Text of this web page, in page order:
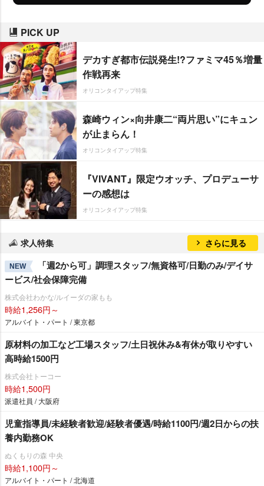
PICK UP
デカすぎ都市伝説発生!?ファミマ45％増量
作戦再来
オリコンタイアップ特集
森崎ウィン×向井康二“両片思い”にキュン
が止まらん！
オリコンタイアップ特集
『VIVANT』限定ウオッチ、プロデューサ
ーの感想は
オリコンタイアップ特集
求人特集 さらに見る
NEW
「週2から可」調理スタッフ/無資格可/日勤のみ/デイサ
ービス/社会保障完備
株式会社わかな/ルイーダの家もも
時給1,256円～
アルバイト・パート / 東京都
原材料の加工など工場スタッフ/土日祝休み&有休が取りやすい
高時給1500円
株式会社トーコー
時給1,500円
派遣社員 / 大阪府
児童指導員/未経験者歓迎/経験者優遇/時給1100円/週2日からの扶
養内勤務OK
ぬくもりの森 中央
時給1,100円～
アルバイト・パート / 北海道